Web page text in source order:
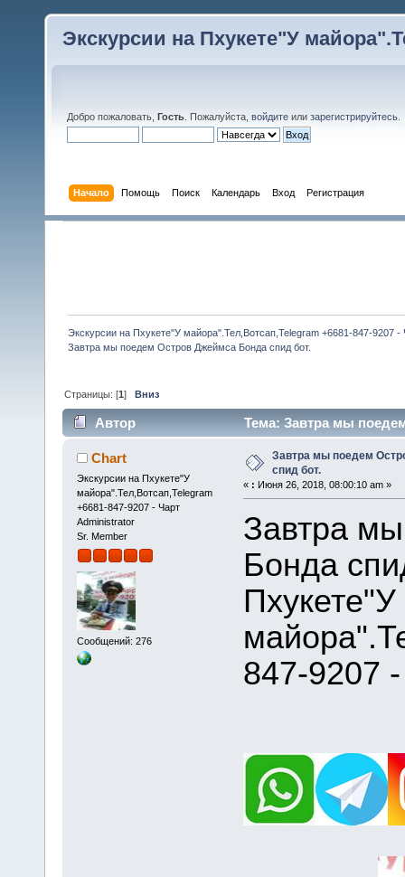
Экскурсии на Пхукете"У
Добро пожаловать, Гость . Пожалуйста, войдите или зарегистрируйтесь
Начало Помощь Поиск Календарь Вход Регистрация
Экскурсии на Пхукете"У майора".Тел,Вотсап,Telegram +6681-847-9207 -
Завтра мы поедем Остров Джеймса Бонда спид бот.
Страницы: [1]Вниз
Автор Тема: Завтра мы
Chart
Экскурсии на Пхукете"У
майора".Тел,Вотсап,Telegram
+6681-847-9207 - Чарт
Administrator
Sr. Member
Сообщений: 276
Завтра мы поедем
спид бот.
« : Июня 26, 2018, 08:00:10 am »
Завтра
Бонда
Пхукете"У
847-9207